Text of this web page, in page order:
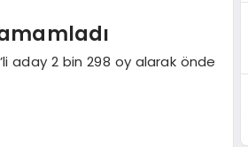
aday 2 bin 298 oy alarak önde